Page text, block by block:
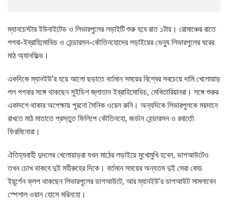
ম্যানচেস্টার ইউনাইটেড ও লিভারপুলের লড়াইটি শুরু হবে রাত ১টায়। রোমাঞ্চের রাতে
পগবা-ইব্রাহিমোভিচ ও হেন্ডারসন-কৌতিনহোদের লড়াইয়ের ভেন্যু লিভারপুলের ঘরের
মাঠ অ্যানফিল্ড।
একদিকে ম্যানইউ’র হয়ে আলো ছড়াতে বর্তমান সময়ের বিশ্বের সবচেয়ে দামি খেলোয়াড়
পল পগবার সঙ্গে থাকছেন সুইডিশ জ্লাতান ইব্রাহিমোভিচ, মেখিতারিয়ানরা। সঙ্গে শুরুর
একাদশে থাকার অপেক্ষায় পুরনো সৈনিক ওয়েন রুনি। অন্যদিকে লিভারপুলকে ময়দানে
রাখতে মাঠ মাতাতে প্রস্তুত ফিলিপে কৌতিনহো, জর্ডান হেন্ডারসন ও রবার্তো
ফিরমিনোরা।
ঐতিহ্যবাহী দুদলের খেলোয়াড়রা যখন মাঠের লড়াইয়ে মুখোমুখি হবেন, ডাগআউটেও
তখন চোখ থাকবে দুই মহীরুহের দিকে। বর্তমান সময়ের অন্যতম দুই সেরা কোচ
ইয়ূর্গেন ক্লপ থাকছেন লিভারপুলের ডাগআউটে, আর ম্যানইউ’র ডাগআউট সামলাবেন
স্পেশাল ওয়ান হোসে মরিনহো।